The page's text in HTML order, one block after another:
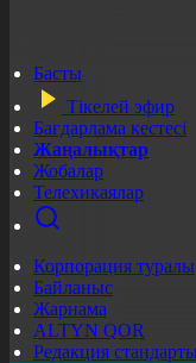
Басты
Тікелей эфир
Бағдарлама кестесі
Жаңалықтар
Жобалар
Телехикаялар
Корпорация туралы
Байланыс
Жарнама
ALTYN QOR
Редакция